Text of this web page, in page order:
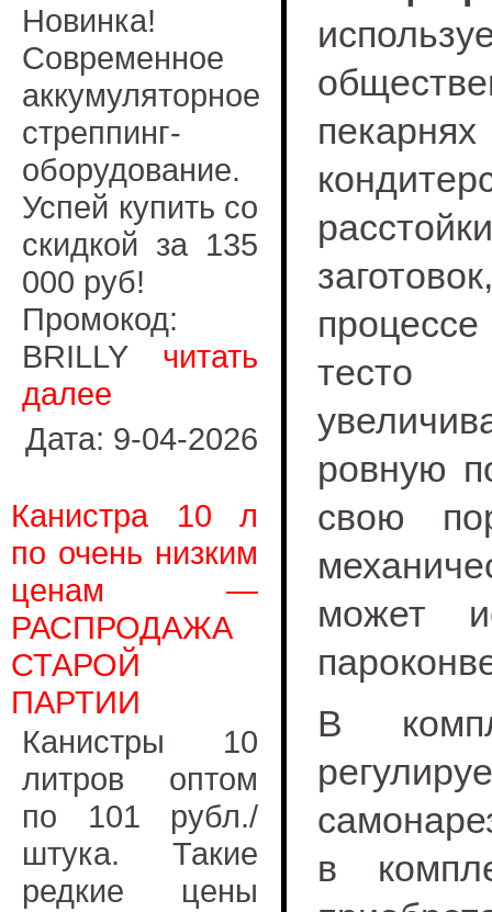
Новинка!
Современное
аккумуляторное
стреппинг-
оборудование.
Успей купить со
скидкой за 135
000 руб!
Промокод:
BRILLY читать
далее
Дата: 9-04-2026
Канистра 10 л
по очень низким
ценам —
РАСПРОДАЖА
СТАРОЙ
ПАРТИИ
Канистры 10
литров оптом
по 101 рубл./
штука. Такие
редкие цены
тесто
ровную
свою
может
В
в